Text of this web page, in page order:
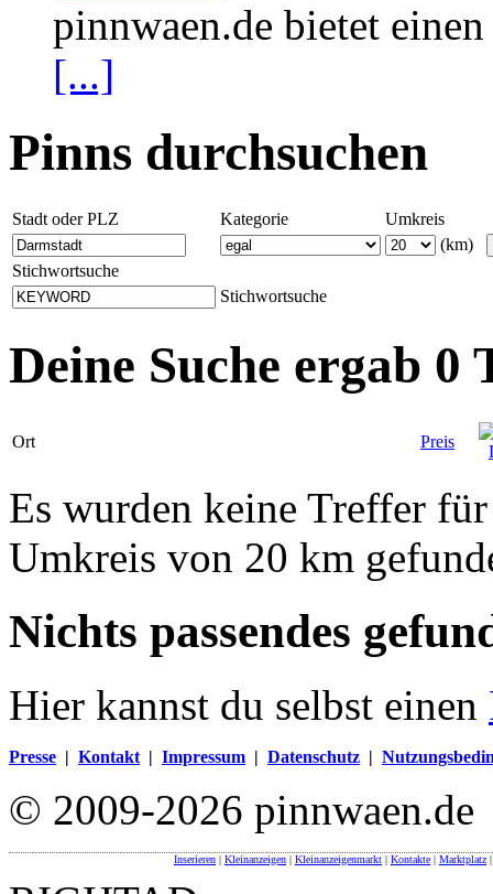
pinnwaen.de bietet
[...]
Pinns durchsuchen
Stadt oder PLZ Kategorie
Umkreis
(km)
Stichwortsuche
Stichwortsuche
Deine Suche ergab 0
Ort Preis
Es wurden keine Treffer
Umkreis von 20 km
Nichts passendes
Hier kannst du selbst einen
Presse | Kontakt | Impressum | Datenschutz |
© 2009-2026 pinnwaen.de
Inserieren | Kleinanzeigen | Kleinanzeigenmarkt | Kontakte | Marktplatz